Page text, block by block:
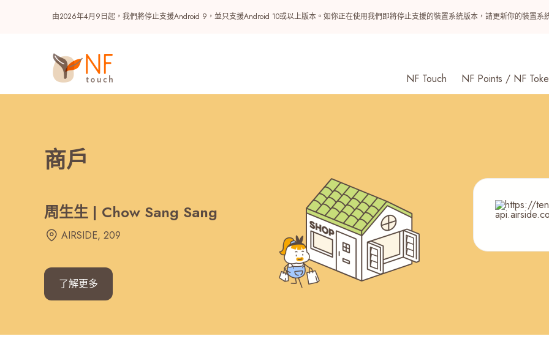
由2026年4月9日起，我們將停止支援Android 9，並只支援Android 10或以上版本。如你正在使用我們即將停止支援的裝置系統版本，請更新你的裝置系
NF Touch
NF Points / NF
熱門
最近搜尋紀錄
商戶
周生生 | Chow Sang Sang
AIRSIDE, 209
了解更多